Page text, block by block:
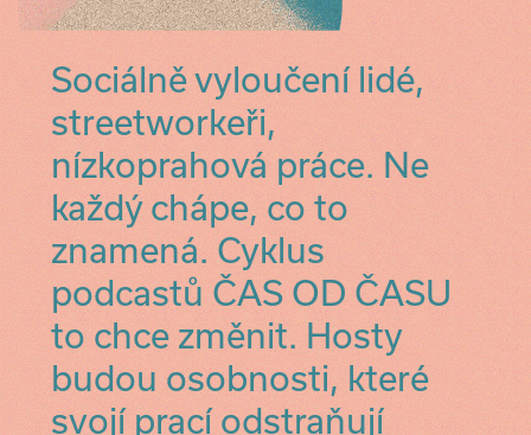
Sociálně vyloučení lidé,
streetworkeři,
nízkoprahová práce. Ne
každý chápe, co to
znamená. Cyklus
podcastů ČAS OD ČASU
to chce změnit. Hosty
budou osobnosti, které
svojí prací odstraňují